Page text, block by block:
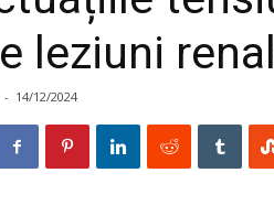
leziuni
- 14/12/2024